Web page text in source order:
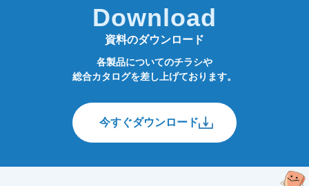
Download
資料のダウンロード
各製品についてのチラシや
総合カタログを差し上げております。
今すぐダウンロード